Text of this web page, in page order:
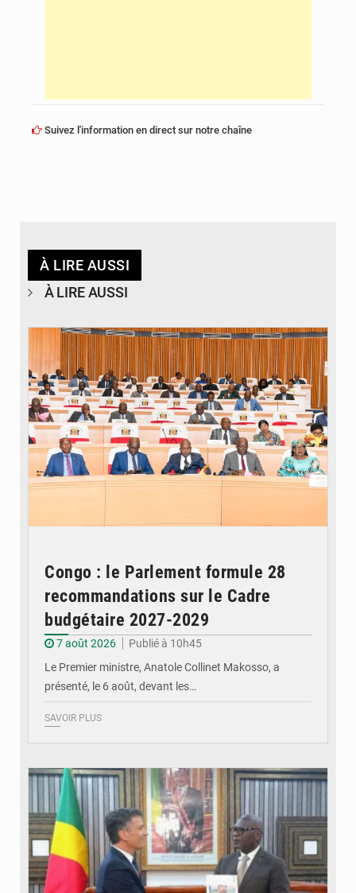
Suivez l'information en direct sur notre chaîne
À LIRE AUSSI
À LIRE AUSSI
Congo : le Parlement formule 28
recommandations sur le Cadre
budgétaire 2027-2029
7 août 2026
Publié à 10h45
Le Premier ministre, Anatole Collinet Makosso, a
présenté, le 6 août, devant les…
SAVOIR PLUS